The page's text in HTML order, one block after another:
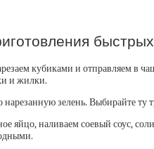
кубиками и отправляем в
и жилки.
нарезанную зелень. Выбирайте ту
яйцо, наливаем соевый соус,